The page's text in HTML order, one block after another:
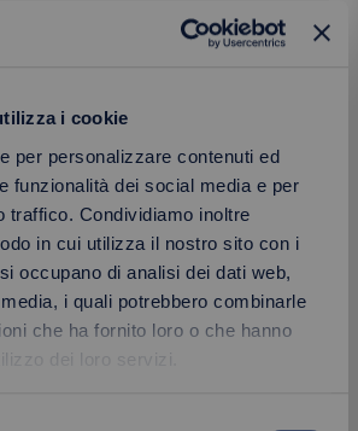
i cookie
per personalizzare contenuti ed
funzionalità dei social media e per
traffico. Condividiamo inoltre
in cui utilizza il nostro sito con i
occupano di analisi dei dati web,
i quali potrebbero combinarle
che ha fornito loro o che hanno
dei loro servizi.